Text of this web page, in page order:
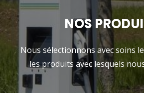
NOS
Nous sélectionnons avec soins
les produits avec lesquels